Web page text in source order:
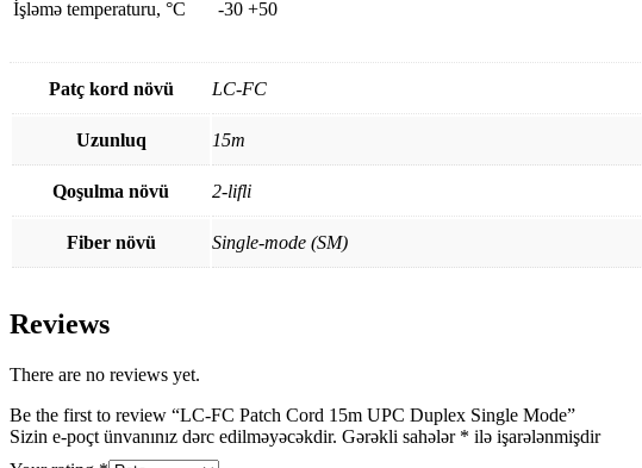
İşləmə temperaturu, °C
-30 +50
Patç kord növü LC-FC
Uzunluq 15m
Qoşulma növü 2-lifli
Fiber növü Single-mode (SM)
Reviews
There are no reviews yet.
Be the first to review “LC-FC Patch Cord 15m UPC Duplex Single Mode”
Sizin e-poçt ünvanınız dərc edilməyəcəkdir. Gərəkli sahələr * ilə işarələnmişdir